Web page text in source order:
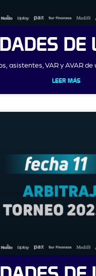
DE
asistentes, VAR y AVAR de
LEER MÁS